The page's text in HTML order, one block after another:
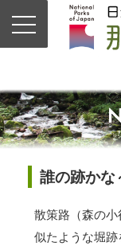
誰の跡かな
散策路（森の
似たような堀跡